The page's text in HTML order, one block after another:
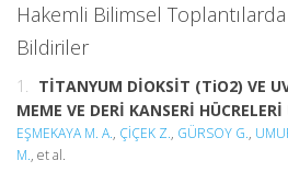
Hakemli Bilimsel Toplantılarda
Bildiriler
1. TİTANYUM DİOKSİT (TiO2) VE
MEME VE DERİ KANSERİ
EŞMEKAYA M. A., ÇİÇEK Z., GÜRSOY G.,
M., et al.